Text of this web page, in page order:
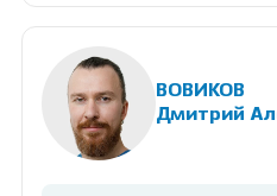
ВОВИКОВ
Дмитрий